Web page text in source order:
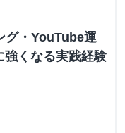
グ・YouTube運
強くなる実践経験